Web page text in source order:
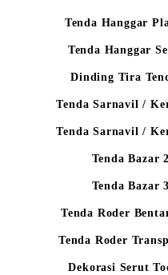
Tenda Hanggar
Tenda Hanggar
Dinding Tira
Tenda Sarnavil /
Tenda Sarnavil /
Tenda Bazar
Tenda Bazar
Tenda Roder
Tenda Roder
Dekorasi Serut